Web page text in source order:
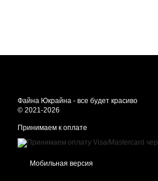
Файна Юкрайна - все будет красиво
© 2021-2026
Принимаем к оплате
Мобильная версия